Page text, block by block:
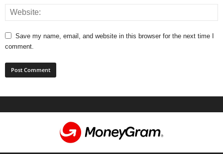
Save my name, email, and website in this browser for the next time I
comment.